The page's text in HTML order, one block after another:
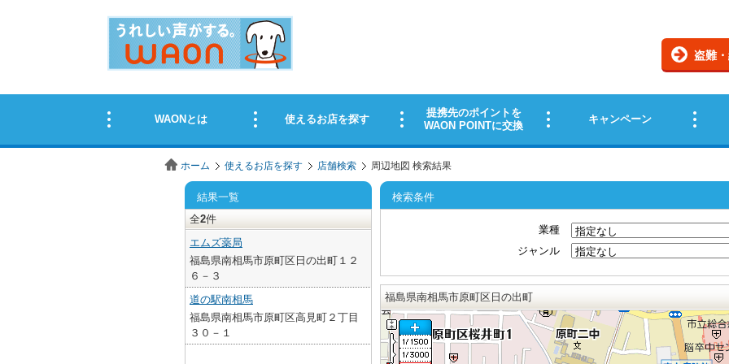
ホーム 使えるお店を探す 店舗検索 周辺地図 検索結果
結果一覧
全2件
エムズ薬局
福島県南相馬市原町区日の出町１２
６－３
道の駅南相馬
福島県南相馬市原町区高見町２丁目
３０－１
検索条件
業種
ジャンル
福島県南相馬市原町区日の出町